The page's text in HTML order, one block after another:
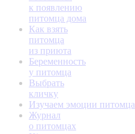
к появлению
питомца дома
Как взять
питомца
из приюта
Беременность
у питомца
Выбрать
кличку
Изучаем эмоции питомца
Журнал
о питомцах